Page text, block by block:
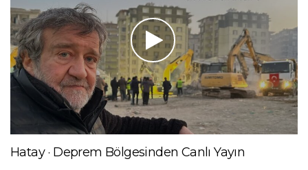
Hatay · Deprem Bölgesinden Canlı Yayın